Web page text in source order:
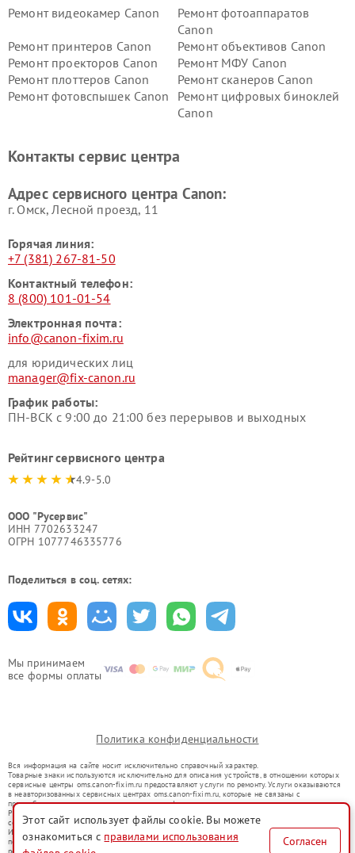
Мы принимаем
все формы оплаты
Ремонт видеокамер Canon
Ремонт фотоаппаратов
Canon
Ремонт принтеров Canon
Ремонт объективов Canon
Ремонт проекторов Canon
Ремонт МФУ Canon
Ремонт плоттеров Canon
Ремонт сканеров Canon
Ремонт фотовспышек Canon
Ремонт цифровых биноклей
Canon
Контакты сервис центра
Адрес сервисного центра Canon:
г. Омск, ​Лесной проезд, 11
Горячая линия:
+7 (381) 267-81-50
Контактный телефон:
8 (800) 101-01-54
Электронная почта:
info@canon-fixim.ru
для юридических лиц
manager@fix-canon.ru
График работы:
ПН-ВСК с 9:00 до 21:00 без перерывов и выходных
Рейтинг сервисного центра
4.9-5.0
ООО "Русервис"
ИНН 7702633247
ОГРН 1077746335776
Поделиться в соц. сетях:
Политика конфиденциальности
Вся информация на сайте носит исключительно справочный характер.
Товарные знаки используются исключительно для описания устройств, в отношении которых
сервисные центры oms.canon-fixim.ru предоставляют услуги по ремонту. Услуги оказываются
в неавторизованных сервисных центрах oms.canon-fixim.ru, которые не связаны с
правообладателями товарных знаков или их официальными представителями.
Ремонт осуществляется для устройств, уже введенных в гражданский оборот в соответствии
со статьей 1487 ГК РФ.
Использование товарных знаков не преследует цели индивидуализации услуг или введения
потребителей в заблуждение, а служит для информирования о предоставляемых услугах по
ремонту техники указанных брендов.
Этот сайт использует файлы cookie. Вы можете
ознакомиться с правилами использования
Согласен